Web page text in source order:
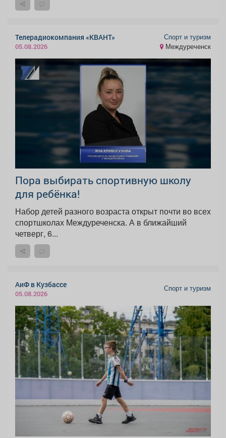
Телерадиокомпания «КВАНТ»
05.08.2026
Спорт и туризм
Междуреченск
Пора выбирать спортивную школу
для ребёнка!
Набор детей разного возраста открыт почти во всех
спортшколах Междуреченска. А в ближайший
четверг, 6...
АиФ в Кузбассе
05.08.2026
Спорт и туризм